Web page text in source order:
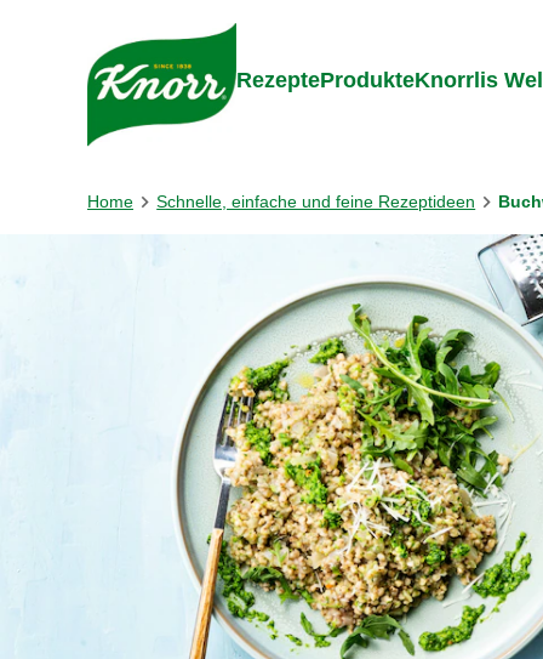
Gehe zu:
RezepteProdukteKnorrlis
Home Schnelle, einfache und feine Rezeptideen